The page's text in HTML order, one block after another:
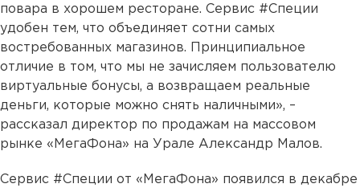
повара в хорошем ресторане. Сервис #Специи
удобен тем, что объединяет сотни самых
востребованных магазинов. Принципиальное
отличие в том, что мы не зачисляем пользователю
виртуальные бонусы, а возвращаем реальные
деньги, которые можно снять наличными», –
рассказал директор по продажам на массовом
рынке «МегаФона» на Урале Александр Малов.
Сервис #Специи от «МегаФона» появился в декабре